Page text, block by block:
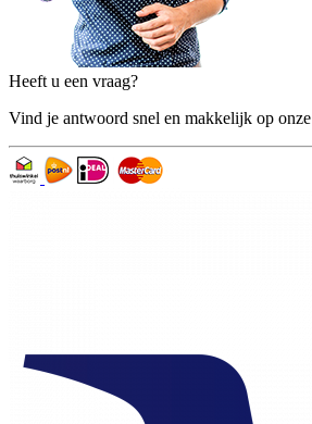
Heeft u een vraag?
Vind je antwoord snel en makkelijk op onze